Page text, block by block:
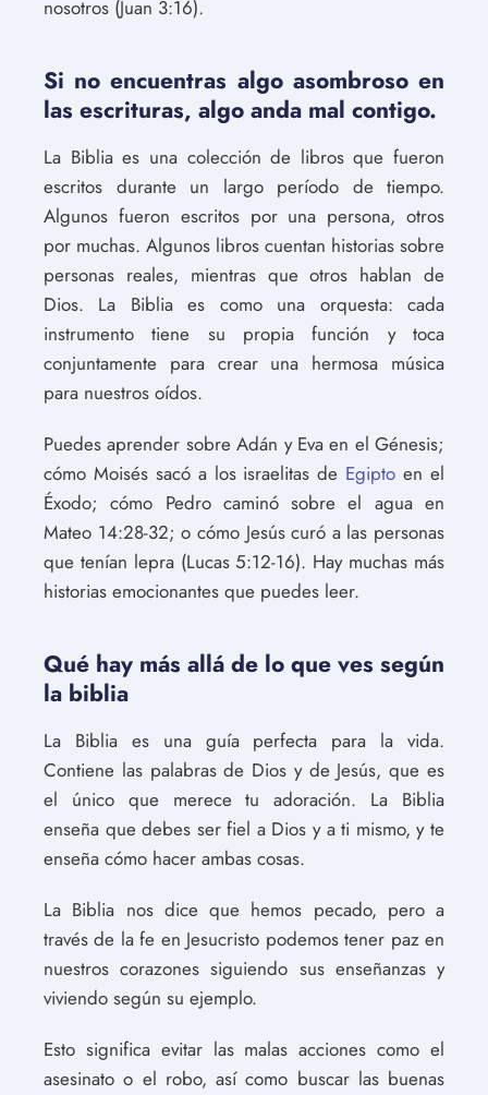
nosotros (Juan 3:16).
Si no encuentras algo asombroso en
las escrituras, algo anda mal contigo.
La Biblia es una colección de libros que fueron
escritos durante un largo período de tiempo.
Algunos fueron escritos por una persona, otros
por muchas. Algunos libros cuentan historias sobre
personas reales, mientras que otros hablan de
Dios. La Biblia es como una orquesta: cada
instrumento tiene su propia función y toca
conjuntamente para crear una hermosa música
para nuestros oídos.
Puedes aprender sobre Adán y Eva en el Génesis;
cómo Moisés sacó a los israelitas de Egipto en el
Éxodo; cómo Pedro caminó sobre el agua en
Mateo 14:28-32; o cómo Jesús curó a las personas
que tenían lepra (Lucas 5:12-16). Hay muchas más
historias emocionantes que puedes leer.
Qué hay más allá de lo que ves según
la biblia
La Biblia es una guía perfecta para la vida.
Contiene las palabras de Dios y de Jesús, que es
el único que merece tu adoración. La Biblia
enseña que debes ser fiel a Dios y a ti mismo, y te
enseña cómo hacer ambas cosas.
La Biblia nos dice que hemos pecado, pero a
través de la fe en Jesucristo podemos tener paz en
nuestros corazones siguiendo sus enseñanzas y
viviendo según su ejemplo.
Esto significa evitar las malas acciones como el
asesinato o el robo, así como buscar las buenas